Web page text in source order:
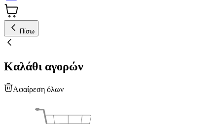
Πίσω
Καλάθι αγορών
Αφαίρεση όλων